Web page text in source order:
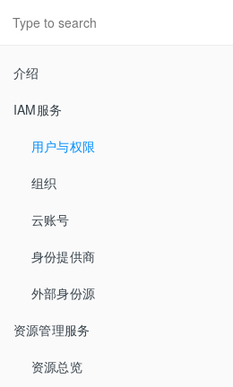
介绍
IAM服务
用户与权限
组织
云账号
身份提供商
外部身份源
资源管理服务
资源总览